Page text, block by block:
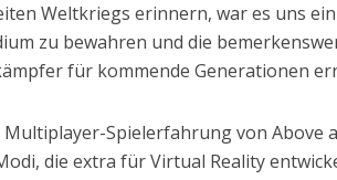
Weltkriegs erinnern, war es uns
zu bewahren und die
für kommende Generationen
Spielerfahrung von Above
die extra für Virtual Reality